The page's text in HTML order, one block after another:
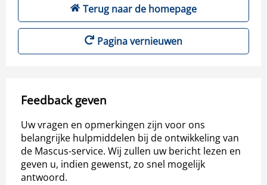
Terug naar de homepage
Pagina vernieuwen
Feedback geven
Uw vragen en opmerkingen zijn voor ons
belangrijke hulpmiddelen bij de ontwikkeling van
de Mascus-service. Wij zullen uw bericht lezen en
geven u, indien gewenst, zo snel mogelijk
antwoord.